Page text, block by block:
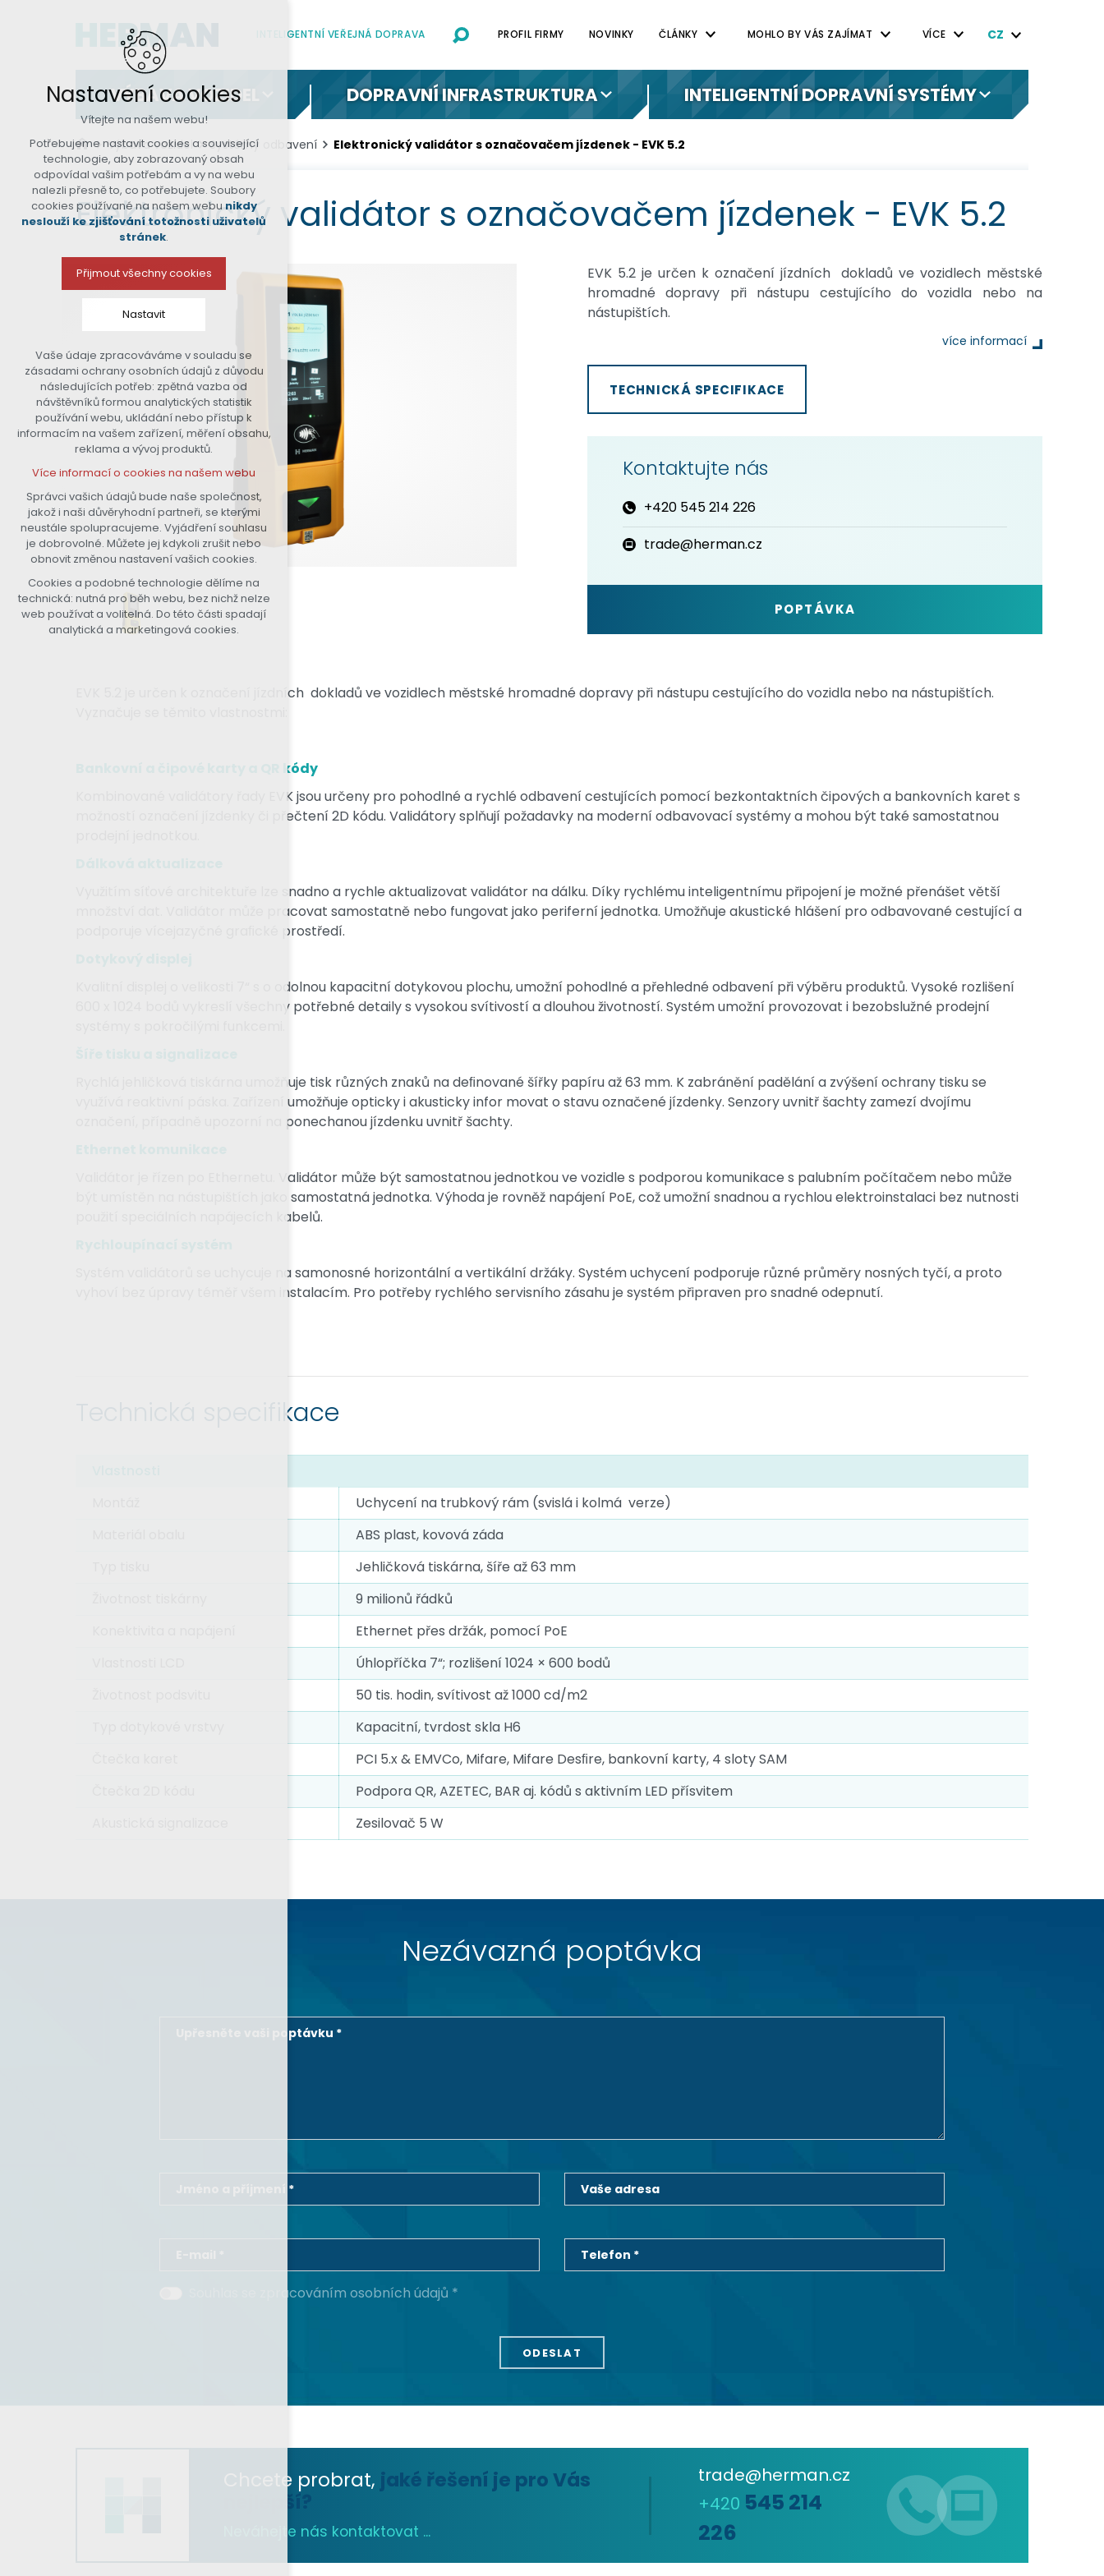
INTELIGENTNÍ VEŘEJNÁ DOPRAVA PROFIL FIRMY NOVINKY ČLÁNKY MOHLO BY VÁS ZAJÍMAT VÍCE CZ
VÝBAVA VOZIDEL DOPRAVNÍ INFRASTRUKTURA INTELIGENTNÍ DOPRAVNÍ SYSTÉMY
Výbava vozidel Systémy odbavení Elektronický validátor s označovačem jízdenek - EVK 5.2
Elektronický validátor s označovačem jízdenek - EVK 5.2
EVK 5.2 je určen k označení jízdních dokladů ve vozidlech městské
hromadné dopravy při nástupu cestujícího do vozidla nebo na
nástupištích.
více informací
TECHNICKÁ SPECIFIKACE
Kontaktujte nás
+420 545 214 226
trade@herman.cz
POPTÁVKA
EVK 5.2 je určen k označení jízdních dokladů ve vozidlech městské hromadné dopravy při nástupu cestujícího do vozidla nebo na nástupištích.
Bankovní a čipové karty a QR kódy
Kombinované validátory řady EVK jsou určeny pro pohodlné a rychlé odbavení cestujících pomocí bezkontaktních čipových a bankovních karet s
možností označení jízdenky či přečtení 2D kódu. Validátory splňují požadavky na moderní odbavovací systémy a mohou být také samostatnou
Využitím síťové architektuře lze snadno a rychle aktualizovat validátor na dálku. Díky rychlému inteligentnímu připojení je možné přenášet větší
množství dat. Validátor může pracovat samostatně nebo fungovat jako periferní jednotka. Umožňuje akustické hlášení pro odbavované cestující a
podporuje vícejazyčné graﬁcké prostředí.
Kvalitní displej o velikosti 7“ s o odolnou kapacitní dotykovou plochu, umožní pohodlné a přehledné odbavení při výběru produktů. Vysoké rozlišení
600 x 1024 bodů vykreslí všechny potřebné detaily s vysokou svítivostí a dlouhou životností. Systém umožní provozovat i bezobslužné prodejní
Rychlá jehličková tiskárna umožňuje tisk různých znaků na deﬁnované šířky papíru až 63 mm. K zabránění padělání a zvýšení ochrany tisku se
využívá reaktivní páska. Zařízení umožňuje opticky i akusticky infor movat o stavu označené jízdenky. Senzory uvnitř šachty zamezí dvojímu
označení, případně upozorní na ponechanou jízdenku uvnitř šachty.
Validátor je řízen po Ethernetu. Validátor může být samostatnou jednotkou ve vozidle s podporou komunikace s palubním počítačem nebo může
být umístěn na nástupištích jako samostatná jednotka. Výhoda je rovněž napájení PoE, což umožní snadnou a rychlou elektroinstalaci bez nutnosti
použití speciálních napájecích kabelů.
Systém validátorů se uchycuje na samonosné horizontální a vertikální držáky. Systém uchycení podporuje různé průměry nosných tyčí, a proto
vyhoví bez úpravy téměř všem instalacím. Pro potřeby rychlého servisního zásahu je systém připraven pro snadné odepnutí.
Technická specifikace
Uchycení na trubkový rám (svislá i kolmá verze)
ABS plast, kovová záda
Jehličková tiskárna, šíře až 63 mm
9 milionů řádků
Ethernet přes držák, pomocí PoE
Úhlopříčka 7“; rozlišení 1024 × 600 bodů
50 tis. hodin, svítivost až 1000 cd/m2
Kapacitní, tvrdost skla H6
PCI 5.x & EMVCo, Mifare, Mifare Desﬁre, bankovní karty, 4 sloty SAM
Podpora QR, AZETEC, BAR aj. kódů s aktivním LED přísvitem
Zesilovač 5 W
Nezávazná poptávka
Upřesněte vaši poptávku *
Jméno a příjmení * Vaše adresa
Telefon *
Souhlas se zpracováním osobních údajů *
Chcete probrat, jaké řešení je pro Vás
Neváhejte nás kontaktovat ...
trade@herman.cz
+420 545 214
226
Nastavení cookies
Vítejte na našem webu!
Potřebujeme nastavit cookies a související
technologie, aby zobrazovaný obsah
odpovídal vašim potřebám a vy na webu
nalezli přesně to, co potřebujete. Soubory
cookies používané na našem webu nikdy
neslouží ke zjišťování totožnosti uživatelů
stránek.
Přijmout všechny cookies
Nastavit
Technická cookies
nutná pro provozování webu
udržení kontextu stránek (session):
případná přihlášení, volby jazyka,
apod.
analytická pro anonymizované
vyhodnocení návštěvnosti
marketingová cookies (Google)
Více informací o cookies na našem webu
Přijmout všechny cookies
Odmítnout vše
Vaše údaje zpracováváme v souladu se
zásadami ochrany osobních údajů z důvodu
následujících potřeb: zpětná vazba od
návštěvníků formou analytických statistik
používání webu, ukládání nebo přístup k
informacím na vašem zařízení, měření obsahu,
reklama a vývoj produktů.
Více informací o cookies na našem webu
Správci vašich údajů bude naše společnost,
jakož i naši důvěryhodní partneři, se kterými
neustále spolupracujeme. Vyjádření souhlasu
je dobrovolné. Můžete jej kdykoli zrušit nebo
obnovit změnou nastavení vašich cookies.
Cookies a podobné technologie dělíme na
technická: nutná pro běh webu, bez nichž nelze
web používat a volitelná. Do této části spadají
analytická a marketingová cookies.